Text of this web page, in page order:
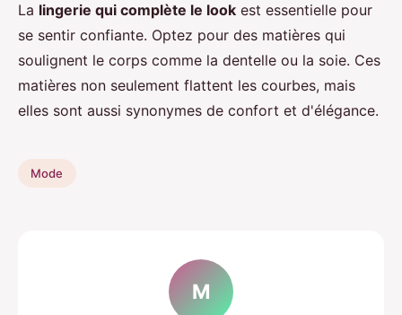
La lingerie qui complète le look est essentielle pour
se sentir confiante. Optez pour des matières qui
soulignent le corps comme la dentelle ou la soie. Ces
matières non seulement flattent les courbes, mais
elles sont aussi synonymes de confort et d'élégance.
Mode
M